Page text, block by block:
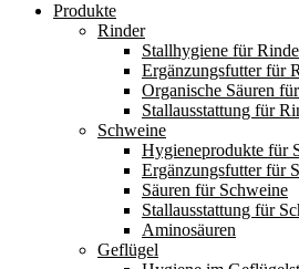
Produkte
Rinder
Stallhygiene für
Ergänzungsfutter für
Organische Säuren
Stallausstattung für
Schweine
Hygieneprodukte für
Ergänzungsfutter für
Säuren für Schweine
Stallausstattung für
Aminosäuren
Geflügel